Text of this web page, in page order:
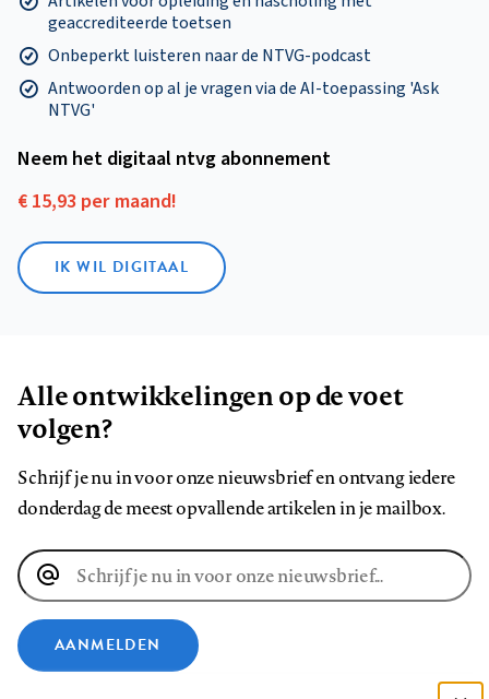
geaccrediteerde toetsen
Onbeperkt luisteren naar de NTVG-podcast
Antwoorden op al je vragen via de AI-toepassing 'Ask
NTVG'
Neem het digitaal ntvg abonnement
€ 15,93 per maand!
IK WIL DIGITAAL
Alle ontwikkelingen op de voet
volgen?
Schrijf je nu in voor onze nieuwsbrief en ontvang iedere
donderdag de meest opvallende artikelen in je mailbox.
E-
mailadres
AANMELDEN